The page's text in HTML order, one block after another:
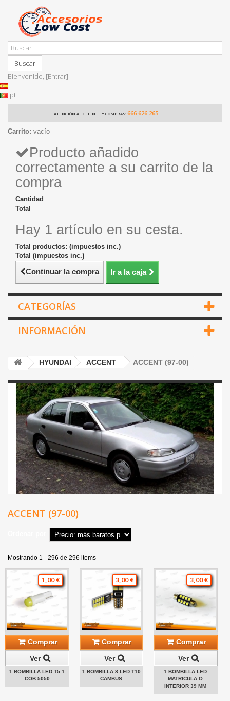
Buscar
Bienvenido, [Entrar]
pt
ATENCIÓN AL CLIENTE Y COMPRAS: 666 626 265
Carrito: vacío
Producto añadido
correctamente a su carrito de la
compra
Cantidad
Total
Hay 1 artículo en su cesta.
Total productos: (impuestos inc.)
Total (impuestos inc.)
Continuar la compra Ir a la caja
CATEGORÍAS
INFORMACIÓN
HYUNDAI ACCENT ACCENT (97-00)
ACCENT (97-00)
Mostrando 1 - 296 de 296 items
1,00 €
Comprar
Ver
1 BOMBILLA LED T5 1
COB 5050
3,00 €
Comprar
Ver
1 BOMBILLA 8 LED T10
CAMBUS
3,00 €
Comprar
Ver
1 BOMBILLA LED
MATRICULA O
INTERIOR 39 MM